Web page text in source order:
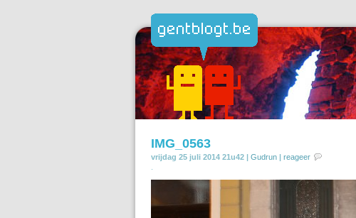
IMG_0563
vrijdag 25 juli 2014 21u42 | Gudrun | reageer